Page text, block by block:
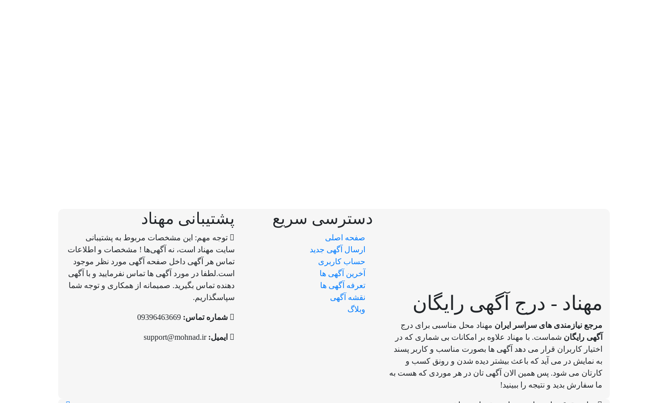
مهناد - درج آگهی رایگان
مرجع نیازمندی های سراسر ایران مهناد محل مناسبی برای درج
آگهی رایگان شماست. با مهناد علاوه بر امکانات بی شماری که در
اختیار کاربران قرار می دهد آگهی ها بصورت مناسب و کاربر پسند
به نمایش در می آید که باعث بیشتر دیده شدن و رونق کسب و
کارتان می شود. پس همین الان آگهی تان در هر موردی که هست به
ما سفارش بدید و نتیجه را ببینید!
دسترسی سریع
صفحه اصلی
ارسال‌ آگهی جدید
حساب کاربری
آخرین آگهی ها
تعرفه آگهی ها
نقشه آگهی
وبلاگ
پشتیبانی مهناد
توجه مهم: این مشخصات مربوط به پشتیبانی
سایت مهناد است، نه آگهی‌ها ! مشخصات و اطلاعات
تماس هر آگهی داخل صفحه آگهی مورد نظر موجود
است.لطفا در مورد آگهی ها تماس نفرمایید و با آگهی
دهنده تماس بگیرید. صمیمانه از همکاری و توجه شما
سپاسگذاریم.
شماره تماس: 09396463669
ایمیل:support@mohnad.ir